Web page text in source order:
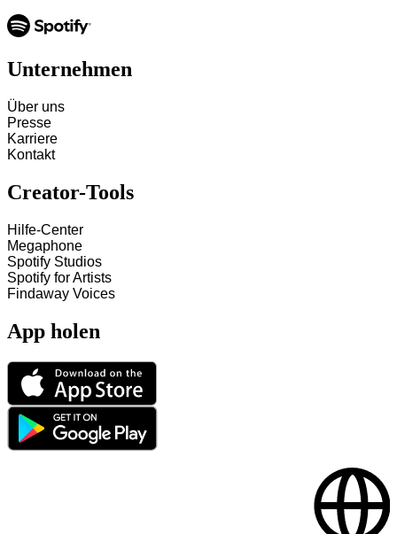
Unternehmen
Über uns
Presse
Karriere
Kontakt
Creator-Tools
Hilfe-Center
Megaphone
Spotify Studios
Spotify for Artists
Findaway Voices
App holen